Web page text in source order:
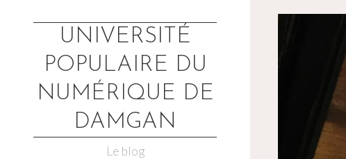
UNIVERSITÉ
POPULAIRE DU
NUMÉRIQUE DE
DAMGAN
Le blog